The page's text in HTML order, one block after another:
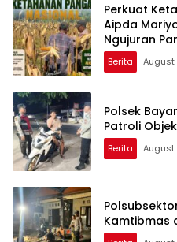
Perkuat
Aipda
Ngujuran
Berita August
Polsek
Patroli
Berita August
Kamtibmas